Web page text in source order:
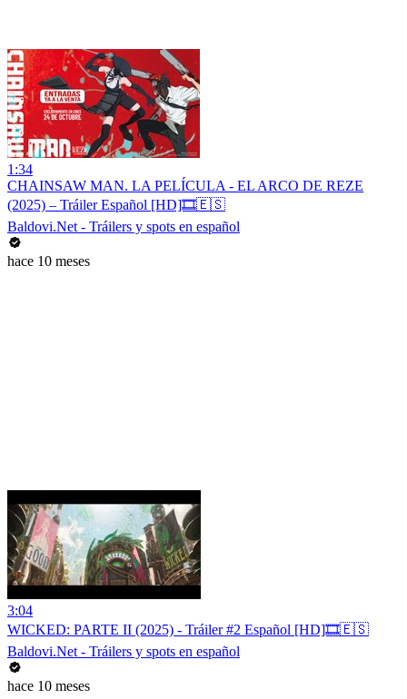
1:34
CHAINSAW MAN. LA PELÍCULA - EL ARCO DE REZE
(2025) – Tráiler Español [HD]🎞️🇪🇸
Baldovi.Net - Tráilers y spots en español
hace 10 meses
3:04
WICKED: PARTE II (2025) - Tráiler #2 Español [HD]🎞️🇪🇸
Baldovi.Net - Tráilers y spots en español
hace 10 meses